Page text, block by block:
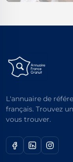
L'annuaire de
français. Trouvez
vous trouver.